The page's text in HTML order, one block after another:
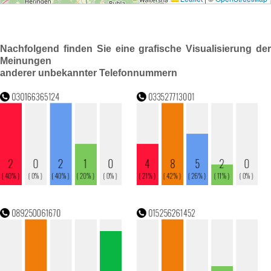
Nachfolgend finden Sie eine grafische Visualisierung der
Meinungen
anderer unbekannter Telefonnummern